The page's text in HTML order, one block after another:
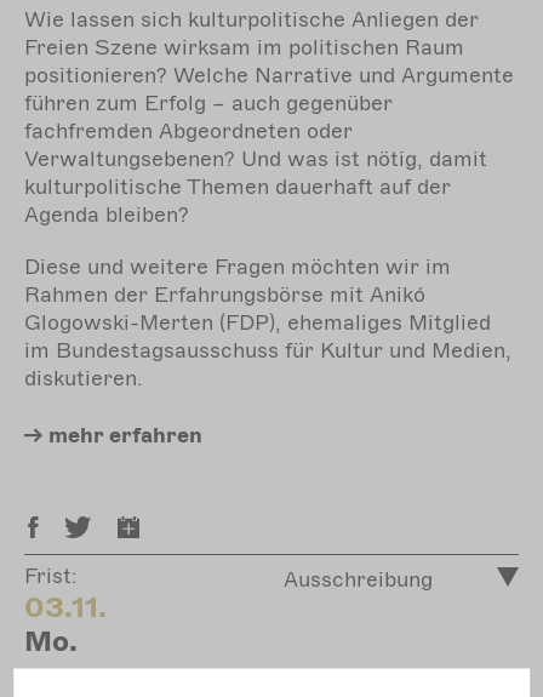
Wie lassen sich kulturpolitische Anliegen der
Freien Szene wirksam im politischen Raum
positionieren? Welche Narrative und Argumente
führen zum Erfolg – auch gegenüber
fachfremden Abgeordneten oder
Verwaltungsebenen? Und was ist nötig, damit
kulturpolitische Themen dauerhaft auf der
Agenda bleiben?
Diese und weitere Fragen möchten wir im
Rahmen der Erfahrungsbörse mit Anikó
Glogowski-Merten (FDP), ehemaliges Mitglied
im Bundestagsausschuss für Kultur und Medien,
diskutieren.
mehr erfahren
Frist:
03.11.
Mo.
Ausschreibung